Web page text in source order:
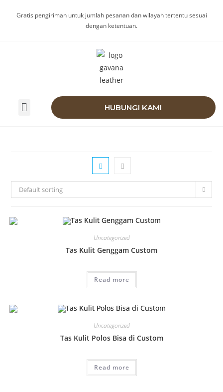
Gratis pengiriman untuk jumlah pesanan dan wilayah tertentu sesuai
dengan ketentuan.
HUBUNGI KAMI
Default sorting
Uncategorized
Tas Kulit Genggam Custom
Read more
Uncategorized
Tas Kulit Polos Bisa di Custom
Read more